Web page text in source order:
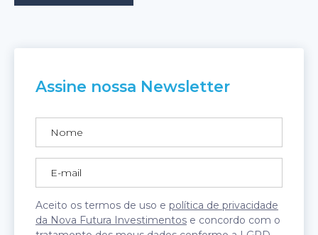
Assine nossa Newsletter
Aceito os termos de uso e política de privacidade
da Nova Futura Investimentos e concordo com o